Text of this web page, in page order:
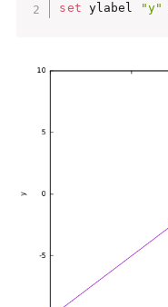
set ylabel "y"